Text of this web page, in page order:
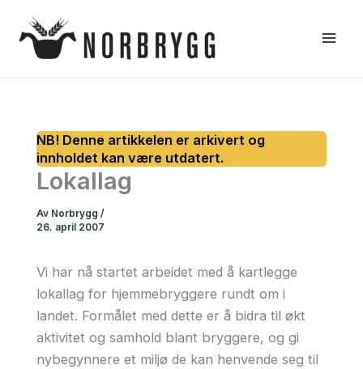
rett
Lokallag
Av Norbrygg /
26. april 2007
Vi har nå startet arbeidet med å kartlegge
lokallag for hjemmebryggere rundt om i
landet. Formålet med dette er å bidra til økt
aktivitet og samhold blant bryggere, og gi
nybegynnere et miljø de kan henvende seg til